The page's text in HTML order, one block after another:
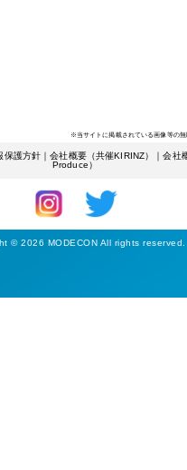
※当サイトに掲載されている画像等の無
保護方針 ｜会社概要（共催KIRINZ） ｜会社
Produce）
© 2026 MODECON All rights reserved.